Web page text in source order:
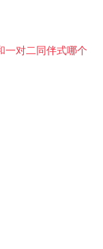
一对二同伴式哪个